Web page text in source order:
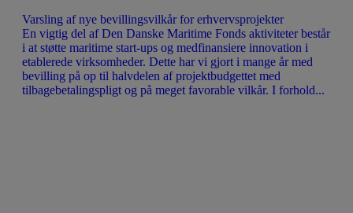
Varsling af nye bevillingsvilkår for erhvervsprojekter
En vigtig del af Den Danske Maritime Fonds aktiviteter består
i at støtte maritime start-ups og medfinansiere innovation i
etablerede virksomheder. Dette har vi gjort i mange år med
bevilling på op til halvdelen af projektbudgettet med
tilbagebetalingspligt og på meget favorable vilkår. I forhold...